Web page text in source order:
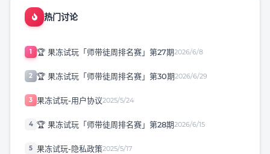
热门讨论
1 🏆 果冻试玩「师带徒周排名赛」第27期2026/6/8
2 🏆 果冻试玩「师带徒周排名赛」第30期2026/6/29
3 果冻试玩-用户协议2025/5/24
4 🏆 果冻试玩「师带徒周排名赛」第28期2026/6/15
5 果冻试玩-隐私政策2025/5/17